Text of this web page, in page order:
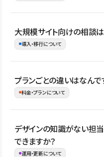
はい。既存サイトの構成やコ
Studio上に再構築する形で移
イト全体のデザインや設定が
め、移行後にページ構成やデ
大規模サイト向けの相談
導入・移行について
はい。アクセス規模が大きい
理、セキュリティ確認、既存
ない段階でも、お問い合わせ
お問合せはこちら
プランごとの違いはなんで
料金・プランについて
公開ページ数、バージョン履
管理の有無などがプランごと
ージをご覧ください。
デザインの知識がない担
できますか？
運用・更新について